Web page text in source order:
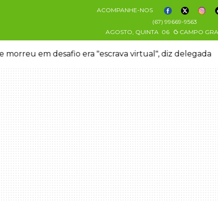
ACOMPANHE-NOS
(67) 99669-9563
AGOSTO, QUINTA 06 CAMPO
morreu em desafio era "escrava virtual", diz delegada